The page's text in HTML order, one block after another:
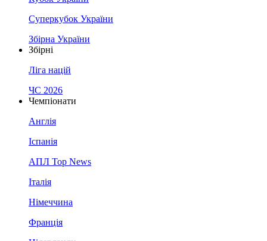
Суперкубок України
Збірна України
Збірні
Ліга націй
ЧС 2026
Чемпіонати
Англія
Іспанія
АПЛ Top News
Італія
Німеччина
Франція